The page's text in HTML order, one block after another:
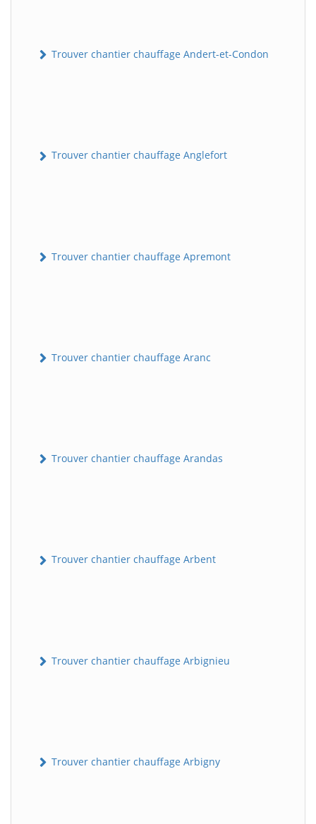
Trouver chantier chauffage Andert-et-Condon
Trouver chantier chauffage Anglefort
Trouver chantier chauffage Apremont
Trouver chantier chauffage Aranc
Trouver chantier chauffage Arandas
Trouver chantier chauffage Arbent
Trouver chantier chauffage Arbignieu
Trouver chantier chauffage Arbigny